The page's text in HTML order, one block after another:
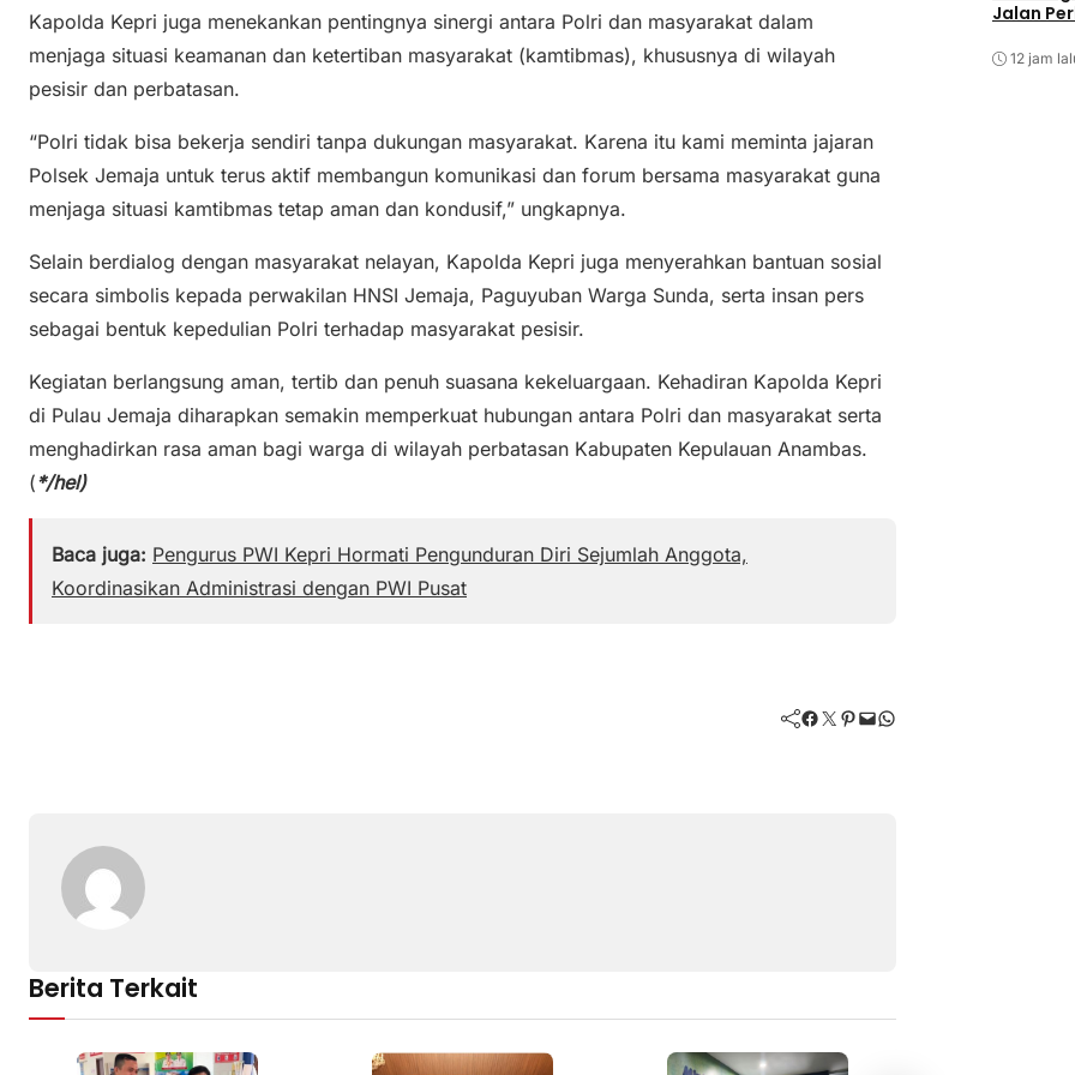
Kapolda Kepri juga menekankan pentingnya sinergi antara Polri dan masyarakat dalam
menjaga situasi keamanan dan ketertiban masyarakat (kamtibmas), khususnya di wilayah
pesisir dan perbatasan.
“Polri tidak bisa bekerja sendiri tanpa dukungan masyarakat. Karena itu kami meminta jajaran
Polsek Jemaja untuk terus aktif membangun komunikasi dan forum bersama masyarakat guna
menjaga situasi kamtibmas tetap aman dan kondusif,” ungkapnya.
Selain berdialog dengan masyarakat nelayan, Kapolda Kepri juga menyerahkan bantuan sosial
secara simbolis kepada perwakilan HNSI Jemaja, Paguyuban Warga Sunda, serta insan pers
sebagai bentuk kepedulian Polri terhadap masyarakat pesisir.
Kegiatan berlangsung aman, tertib dan penuh suasana kekeluargaan. Kehadiran Kapolda Kepri
di Pulau Jemaja diharapkan semakin memperkuat hubungan antara Polri dan masyarakat serta
menghadirkan rasa aman bagi warga di wilayah perbatasan Kabupaten Kepulauan Anambas.
(*/hel)
Baca juga: Pengurus PWI Kepri Hormati Pengunduran Diri Sejumlah Anggota,
Koordinasikan Administrasi dengan PWI Pusat
Facebook Twitter Pinterest Mail WhatsApp
Berita Terkait
Jalan
12 jam